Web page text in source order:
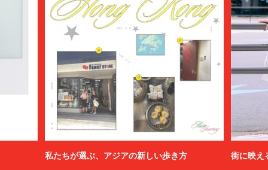
私たちが選ぶ、アジアの新しい歩き方 街に映え